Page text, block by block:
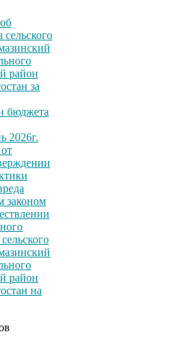
район
за
бюджета
2026г.
законом
район
на